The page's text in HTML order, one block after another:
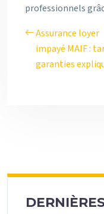
professionnels
Assurance loyer
impayé MAIF :
garanties